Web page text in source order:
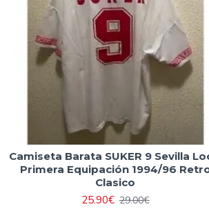
Camiseta Barata SUKER 9 Sevilla
Primera Equipación 1994/96
Clasico
25.90€ 29.00€